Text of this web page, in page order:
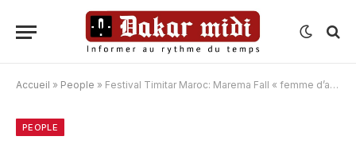
Accueil » People » Festival Timitar Maroc: Marema Fall « femme d’affaire »,au théâtre de verdure D’Agadir. Regardez!
PEOPLE